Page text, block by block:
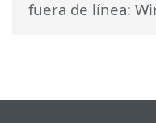
fuera de línea: